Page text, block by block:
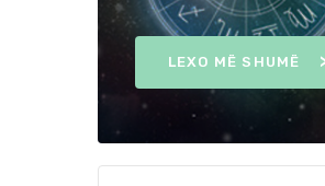
LEXO MË SHUMË